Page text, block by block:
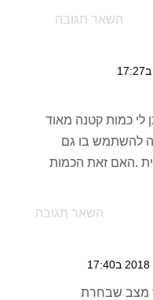
השאר תגובה
לי כמות קטנה מאוד
להשתמש בו גם
.האם זאת הכמות
השאר תגובה
מצב שבחרת